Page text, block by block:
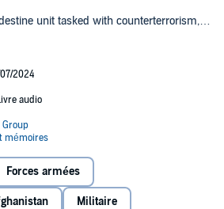
unit tasked with counterterrorism,
Until recently its existence
Then ST6 took down Osama bin
chronicle, former ST6 shooter
deep inside the world of Navy SEALs
From the inside track on the operation
processes to his terrifying ordeal at the
in Somalia, Wasdin's book is one of the
in years.©2011 Howard E. Wasdin
Forces armées
Militaire